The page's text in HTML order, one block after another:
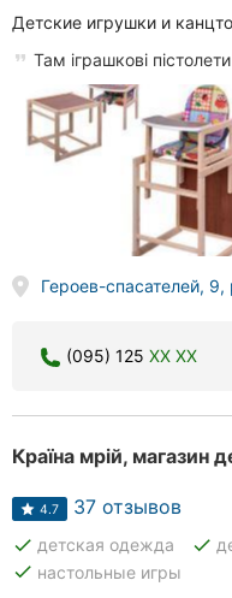
Детские игрушки и
Там іграшкові
Героев-спасателей, 9,
(095) 125 XX XX
Країна мрій, магазин
4.7 37 отзывов
done детская одежда done
done настольные игры